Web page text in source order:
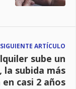
SIGUIENTE ARTÍCULO
sube un
la subida más
en casi 2 años